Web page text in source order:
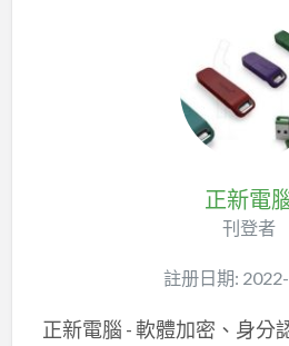
正新電
刊登者
註册日期:
正新電腦 - 軟體加密、身分